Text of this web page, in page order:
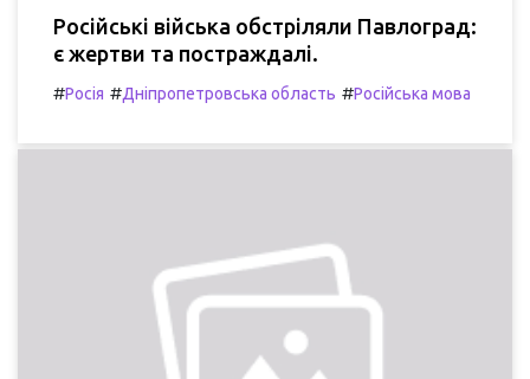
Російські війська обстріляли Павлоград:
є жертви та постраждалі.
#Росія #Дніпропетровська область #Російська мова